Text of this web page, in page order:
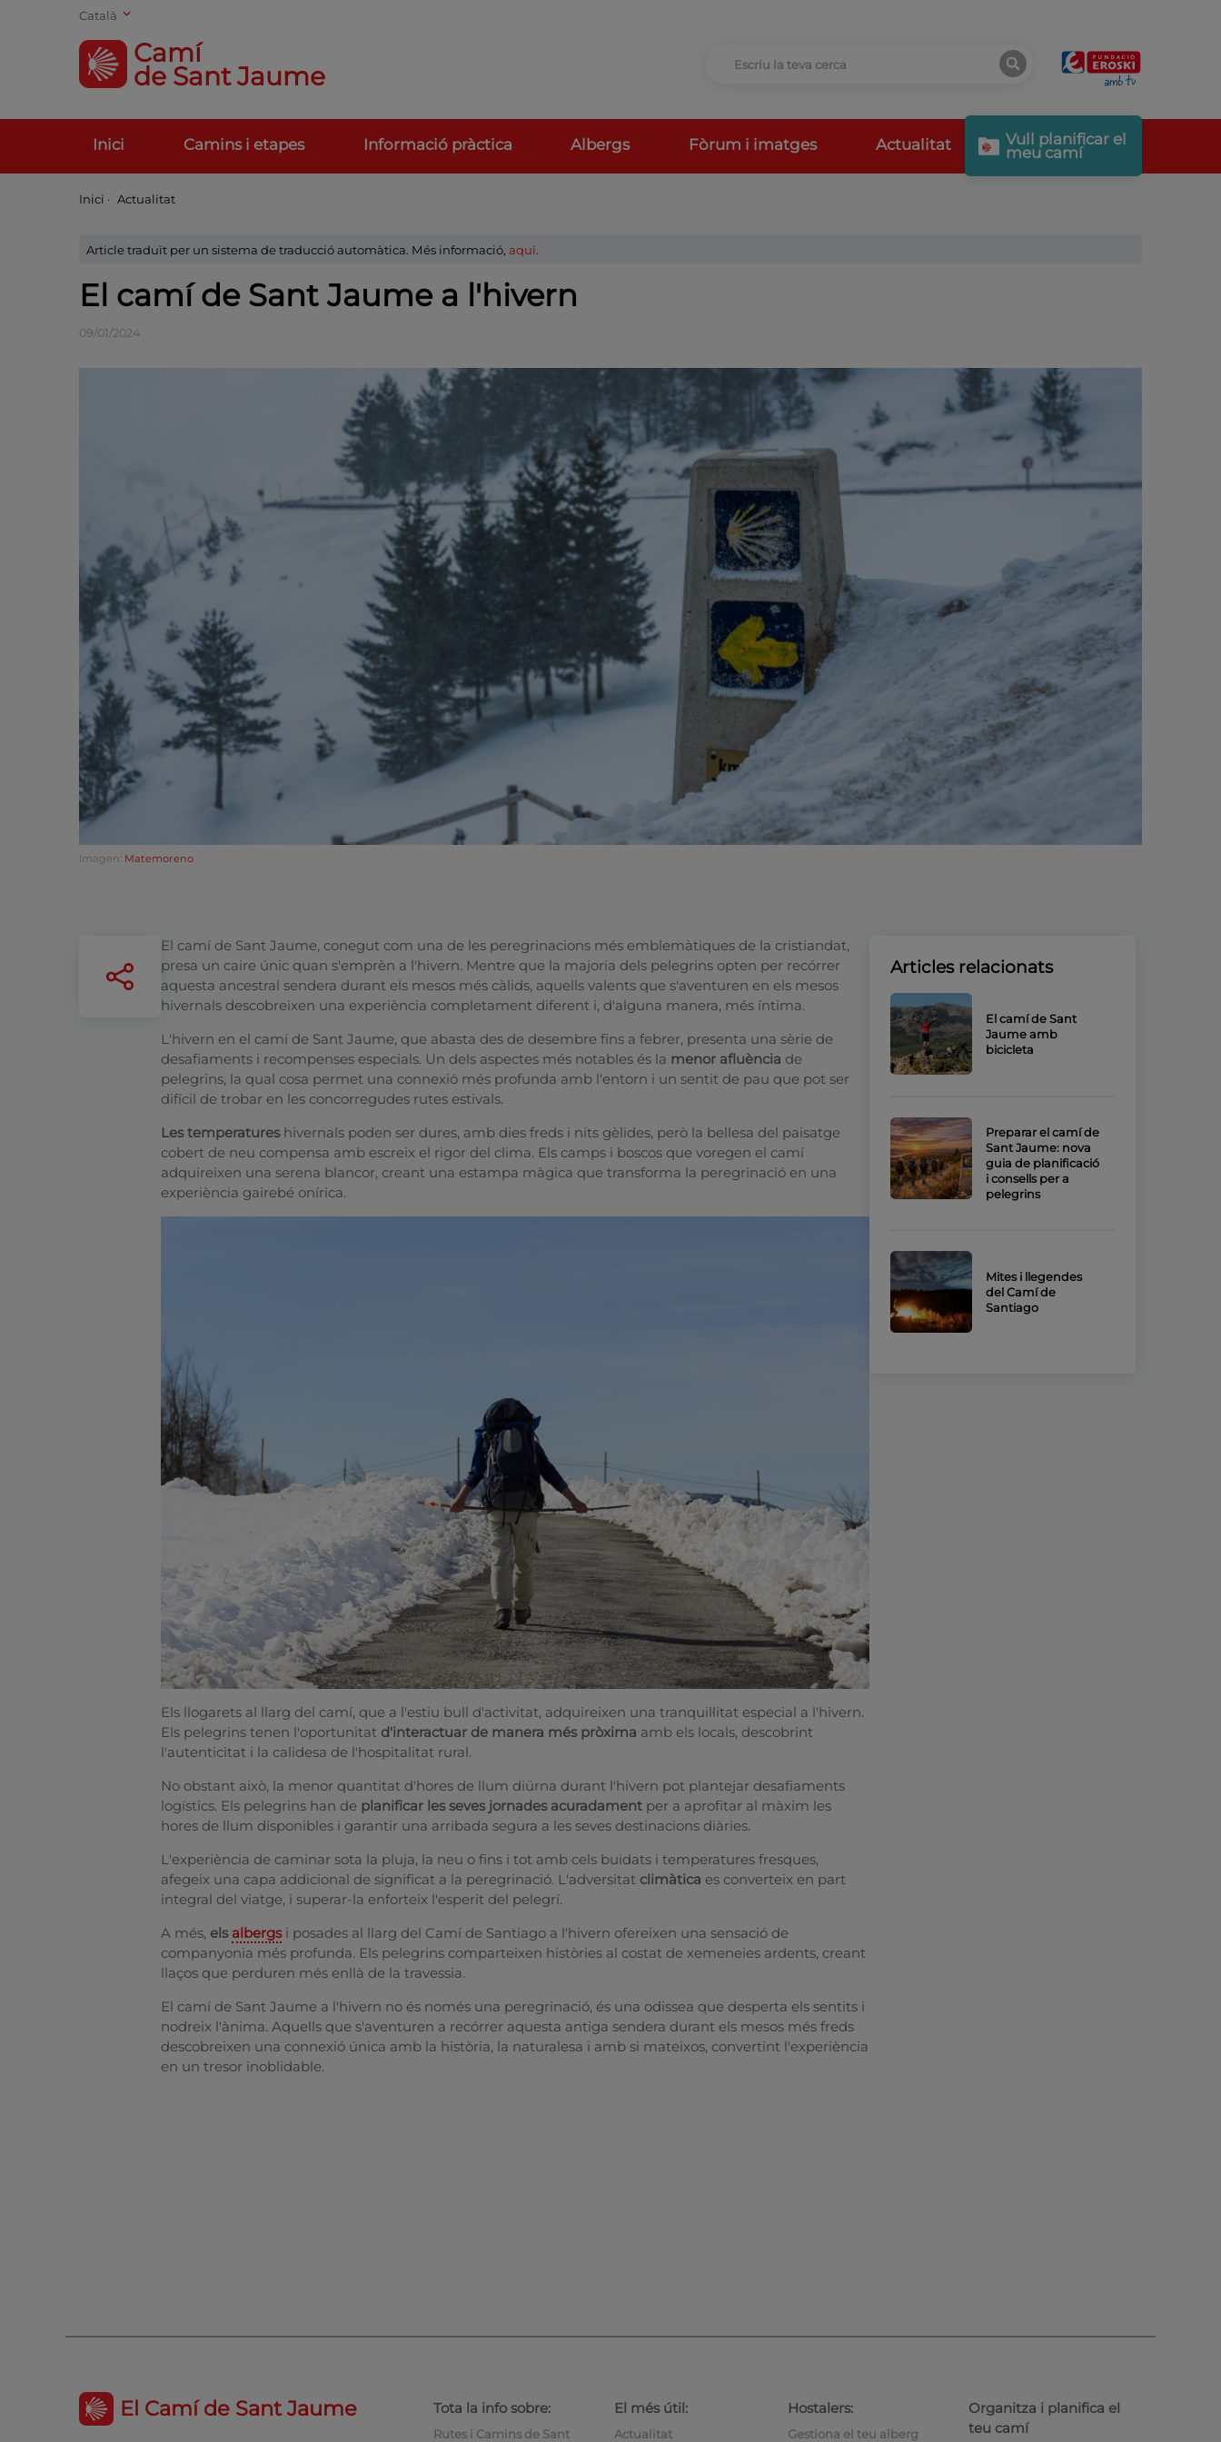
Català
Camí
de Sant Jaume
Inici Camins i etapes Informació pràctica Albergs Fòrum i imatges Actualitat Vull planificar el
meu camí
Inici · Actualitat
Article traduït per un sistema de traducció automàtica. Més informació, aquí.
El camí de Sant Jaume a l'hivern
09/01/2024
Imagen: Matemoreno
El camí de Sant Jaume, conegut com una de les peregrinacions més emblemàtiques de la cristiandat,
presa un caire únic quan s'emprèn a l'hivern. Mentre que la majoria dels pelegrins opten per recórrer
aquesta ancestral sendera durant els mesos més càlids, aquells valents que s'aventuren en els mesos
hivernals descobreixen una experiència completament diferent i, d'alguna manera, més íntima.
L'hivern en el camí de Sant Jaume, que abasta des de desembre fins a febrer, presenta una sèrie de
desafiaments i recompenses especials. Un dels aspectes més notables és la menor afluència de
pelegrins, la qual cosa permet una connexió més profunda amb l'entorn i un sentit de pau que pot ser
difícil de trobar en les concorregudes rutes estivals.
Les temperatureshivernals poden ser dures, amb dies freds i nits gèlides, però la bellesa del paisatge
cobert de neu compensa amb escreix el rigor del clima. Els camps i boscos que voregen el camí
adquireixen una serena blancor, creant una estampa màgica que transforma la peregrinació en una
experiència gairebé onírica.
Els llogarets al llarg del camí, que a l'estiu bull d'activitat, adquireixen una tranquil·litat especial a l'hivern.
Els pelegrins tenen l'oportunitat d'interactuar de manera més pròxima amb els locals, descobrint
l'autenticitat i la calidesa de l'hospitalitat rural.
No obstant això, la menor quantitat d'hores de llum diürna durant l'hivern pot plantejar desafiaments
logístics. Els pelegrins han de planificar les seves jornades acuradament per a aprofitar al màxim les
hores de llum disponibles i garantir una arribada segura a les seves destinacions diàries.
L'experiència de caminar sota la pluja, la neu o fins i tot amb cels buidats i temperatures fresques,
afegeix una capa addicional de significat a la peregrinació. L'adversitat climàtica es converteix en part
integral del viatge, i superar-la enforteix l'esperit del pelegrí.
A més, els albergsi posades al llarg del Camí de Santiago a l'hivern ofereixen una sensació de
companyonia més profunda. Els pelegrins comparteixen històries al costat de xemeneies ardents, creant
llaços que perduren més enllà de la travessia.
El camí de Sant Jaume a l'hivern no és només una peregrinació, és una odissea que desperta els sentits i
nodreix l'ànima. Aquells que s'aventuren a recórrer aquesta antiga sendera durant els mesos més freds
descobreixen una connexió única amb la història, la naturalesa i amb si mateixos, convertint l'experiència
en un tresor inoblidable.
Articles relacionats
El camí de Sant
Jaume amb
bicicleta
Preparar el camí de
Sant Jaume: nova
guia de planificació
i consells per a
pelegrins
Mites i llegendes
del Camí de
Santiago
El Camí de Sant Jaume Tota la info sobre:
Rutes i Camins de Sant
El més útil:
Actualitat
Hostalers:
Gestiona el teu alberg
Organitza i planifica el
teu camí